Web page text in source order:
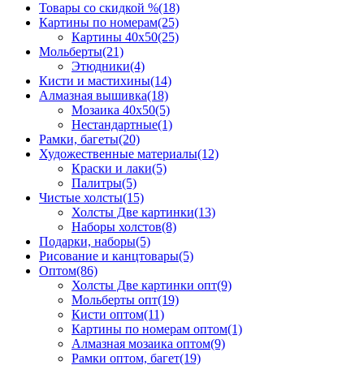
Товары со скидкой %(18)
Картины по номерам(25)
Картины 40x50(25)
Мольберты(21)
Этюдники(4)
Кисти и мастихины(14)
Алмазная вышивка(18)
Мозаика 40x50(5)
Нестандартные(1)
Рамки, багеты(20)
Художественные материалы(12)
Краски и лаки(5)
Палитры(5)
Чистые холсты(15)
Холсты Две картинки(13)
Наборы холстов(8)
Подарки, наборы(5)
Рисование и канцтовары(5)
Оптом(86)
Холсты Две картинки опт(9)
Мольберты опт(19)
Кисти оптом(11)
Картины по номерам оптом(1)
Алмазная мозаика оптом(9)
Рамки оптом, багет(19)